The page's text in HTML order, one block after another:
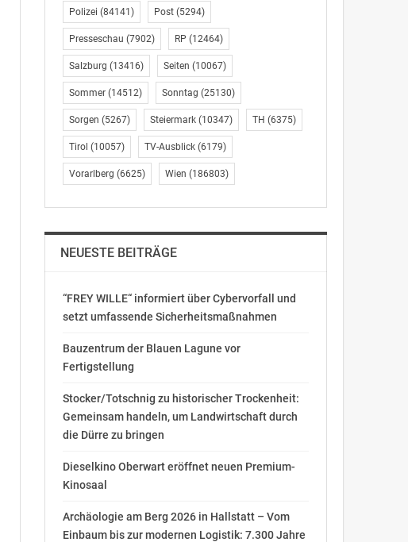
Polizei (84141) Post(5294)
Presseschau (7902) RP (12464)
Salzburg (13416) Seiten (10067)
Sommer(14512) Sonntag (25130)
Sorgen (5267) Steiermark(10347) TH (6375)
Tirol (10057) TV-Ausblick(6179)
Vorarlberg (6625) Wien (186803)
NEUESTE BEITRÄGE
“FREY WILLE“ informiert über Cybervorfall und
setzt umfassende Sicherheitsmaßnahmen
Bauzentrum der Blauen Lagune vor
Fertigstellung
Stocker/Totschnig zu historischer Trockenheit:
Gemeinsam handeln, um Landwirtschaft durch
die Dürre zu bringen
Dieselkino Oberwart eröffnet neuen Premium-
Kinosaal
Archäologie am Berg 2026 in Hallstatt – Vom
Einbaum bis zur modernen Logistik: 7.300 Jahre